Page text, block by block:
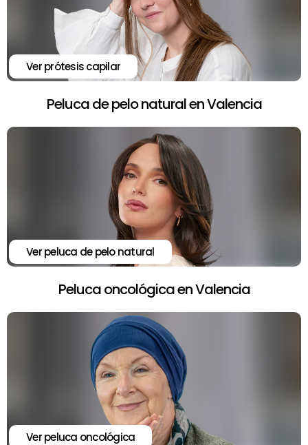
Ver prótesis capilar
Peluca de pelo natural en Valencia
Ver peluca de pelo natural
Peluca oncológica en Valencia
Ver peluca oncológica